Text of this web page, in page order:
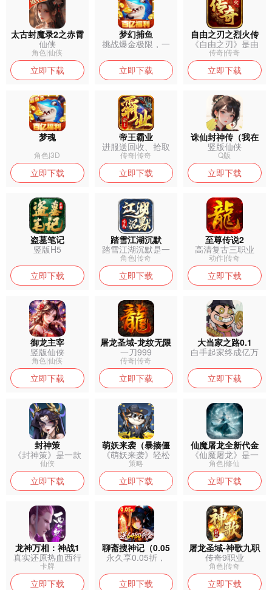
太古封魔录2之赤霄
御灵
仙侠
角色|仙侠
立即下载
梦幻捕鱼
挑战爆金极限，一
立即下载
自由之刃之烈火传
奇
《自由之刃》是由
贪玩游戏推出...
传奇|传奇
立即下载
梦魂
角色|3D
立即下载
帝王霸业
进服送回收、拾取
★召唤火龙神...
传奇|传奇
立即下载
诛仙封神传（我在
仙界）
竖版仙侠
Q版
立即下载
盗墓笔记
竖版H5
立即下载
踏雪江湖沉默
踏雪江湖沉默是一
款复古传奇手...
角色|传奇
立即下载
至尊传说2
高清复古三职业
动作|传奇
立即下载
御龙主宰
竖版仙侠
角色|仙侠
立即下载
屠龙圣域-龙纹无限
刀
一刀999
传奇|传奇
立即下载
大当家之路0.1
白手起家终成亿万
立即下载
封神策
《封神策》是一款
以封神题材为...
仙侠
立即下载
萌妖来袭（暴揍僵
尸）
《萌妖来袭》轻松
上头的放置卡...
策略
立即下载
仙魔屠龙全新代金
《仙魔屠龙》是一
款以中国古典...
角色|修仙
立即下载
龙神万相：神战1
真实还原热血西行
之旅
卡牌
立即下载
聊斋搜神记（0.05
折开局6480）
永久享0.05折，
立即下载
屠龙圣域-神歌九职
业
传奇9职业
角色|传奇
立即下载